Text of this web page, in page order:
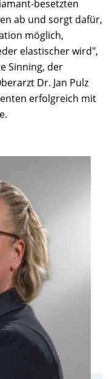
besetzten
ab und sorgt dafür,
möglich,
elastischer wird",
Sinning, der
Dr. Jan Pulz
erfolgreich mit